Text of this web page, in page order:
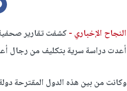
النجاح الإخباري -كشفت تقارير
أعدت دراسة سرية بتكليف من رجال
وكانت من بين هذه الدول المقترحة